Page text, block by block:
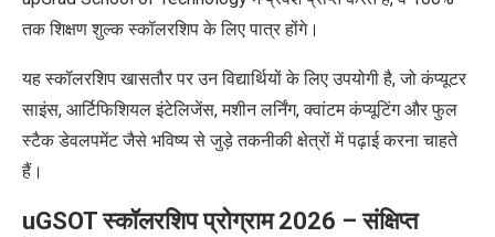
तकशिक्षण शुल्कस्कॉलरशिप के लिए पात्रहोंगे।
यह स्कॉलरशिप खासतौर पर उन विद्यार्थियों के लिए उपयोगी है, जो कंप्यूटर
साइंस, आर्टिफिशियल इंटेलिजेंस, मशीन लर्निंग, क्वांटम कंप्यूटिंग और फुल
स्टैक डेवलपमेंट जैसे भविष्य से जुड़े तकनीकी क्षेत्रों में पढ़ाई करना चाहते
हैं।
uGSOT स्कॉलरशिप प्रोग्राम 2026 – संक्षिप्त